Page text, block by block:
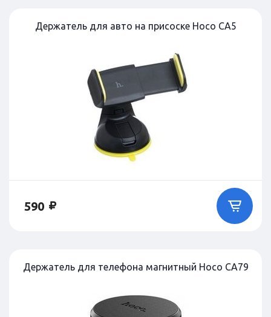
Держатель для авто на присоске Hoco CA5
590
Держатель для телефона магнитный Hoco CA79